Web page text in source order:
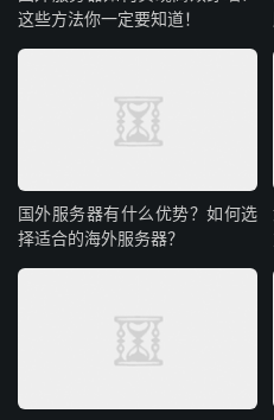
队”，两者配合才能让算力最
了解更多详情咨询我们，
留言咨询，为您提供行业解决
这些方法你一定要知道！
国外服务器有什么优势？如何选
择适合的海外服务器？